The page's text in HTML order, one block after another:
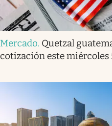
Mercado. Quetzal
cotización este miércoles